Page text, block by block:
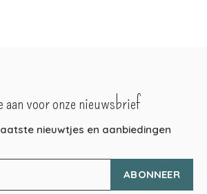
aan voor onze nieuwsbrief
nieuwtjes en aanbiedingen
ABONNEER